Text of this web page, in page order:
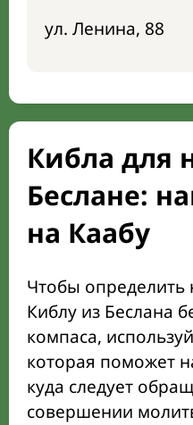
ул. Ленина, 88
Кибла для
Беслане:
на Каабу
Чтобы определить
Киблу из Беслана
компаса,
которая поможет
куда следует
совершении